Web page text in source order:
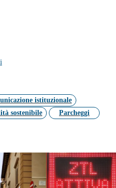
istituzionale
sostenibile
Parcheggi